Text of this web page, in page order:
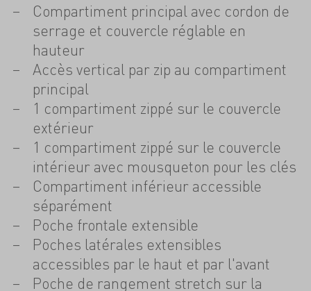
Compartiment principal avec cordon de
serrage et couvercle réglable en
hauteur
Accès vertical par zip au compartiment
principal
1 compartiment zippé sur le couvercle
extérieur
1 compartiment zippé sur le couvercle
intérieur avec mousqueton pour les clés
Compartiment inférieur accessible
séparément
Poche frontale extensible
Poches latérales extensibles
accessibles par le haut et par l'avant
Poche de rangement stretch sur la